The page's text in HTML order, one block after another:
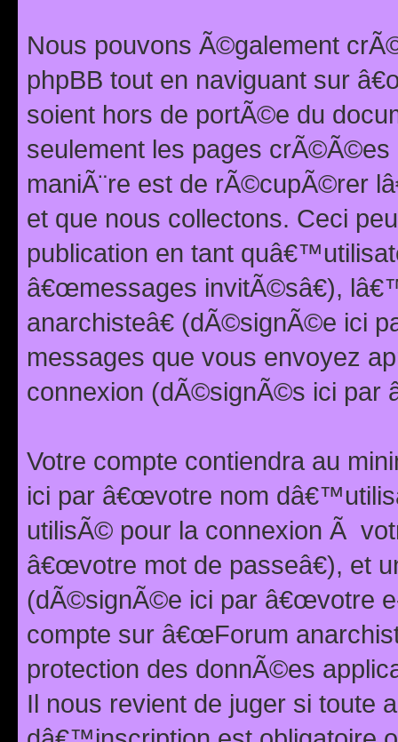
Nous pouvons Ã©galement
phpBB tout en naviguant sur
soient hors de portÃ©e du
seulement les pages
maniÃ¨re est de rÃ©cupÃ©rer
et que nous collectons. Ceci
publication en tant
â€œmessages invitÃ©sâ€),
anarchisteâ€ (dÃ©signÃ©e ici
messages que vous envoyez
connexion (dÃ©signÃ©s ici par
Votre compte contiendra au
ici par â€œvotre nom
utilisÃ© pour la connexion Ã
â€œvotre mot de passeâ€), et
(dÃ©signÃ©e ici par â€œvotre
compte sur â€œForum
protection des donnÃ©es
Il nous revient de juger si toute